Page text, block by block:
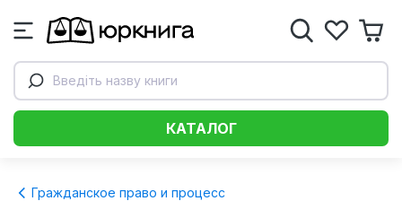
Введіть назву книги
КАТАЛОГ
Гражданское право и процесс